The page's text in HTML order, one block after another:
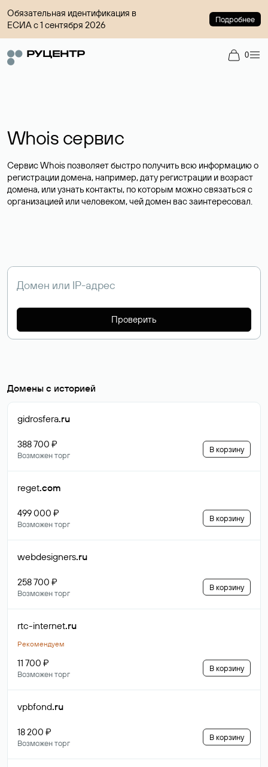
Обязательная идентификация в
ЕСИА с 1 сентября 2026
Подробнее
0
Whois сервис
Сервис Whois позволяет быстро получить всю информацию о
регистрации домена, например, дату регистрации и возраст
домена, или узнать контакты, по которым можно связаться с
организацией или человеком, чей домен вас заинтересовал.
Проверить
Домены с историей
gidrosfera.ru
388 700 ₽
Возможен торг
В корзину
reget.com
499 000 ₽
Возможен торг
В корзину
webdesigners.ru
258 700 ₽
Возможен торг
В корзину
rtc-internet.ru
Рекомендуем
11 700 ₽
Возможен торг
В корзину
vpbfond.ru
18 200 ₽
Возможен торг
В корзину